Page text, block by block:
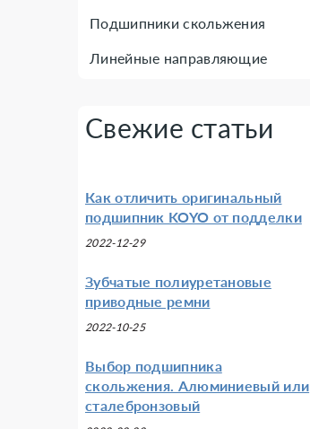
Подшипники скольжения
Линейные направляющие
Свежие статьи
Как отличить оригинальный
подшипник KOYO от подделки
2022-12-29
Зубчатые полиуретановые
приводные ремни
2022-10-25
Выбор подшипника
скольжения. Алюминиевый или
сталебронзовый